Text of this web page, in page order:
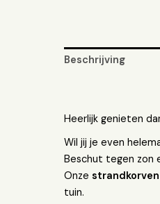
Beschrijving
Heerlijk genieten
Wil jij je even
Beschut tegen zon
Onzestrandkorven
tuin.